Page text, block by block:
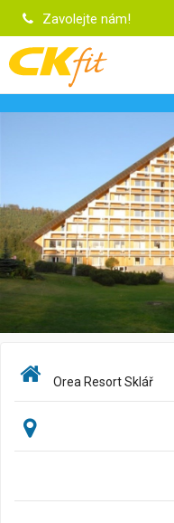
Zavolejte nám!
Orea Resort Sklář